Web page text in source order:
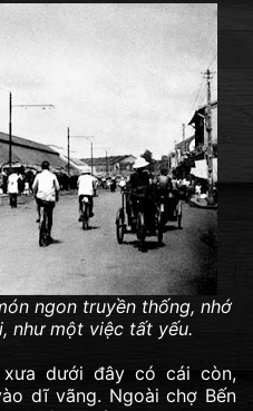
ngon truyền thống, nhớ
như một việc tất yếu.
dưới đây có cái còn,
dĩ vãng. Ngoài chợ Bến